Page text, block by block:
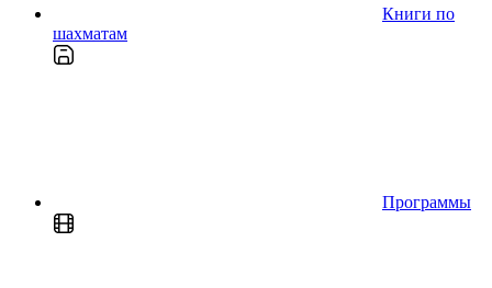
Книги по
шахматам
Программы